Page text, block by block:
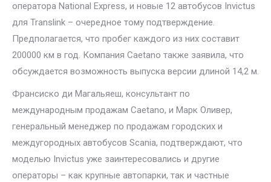
оператора National Express, и новые 12 автобусов Invictus
для Translink – очередное тому подтверждение.
Предполагается, что пробег каждого из них составит
200000 км в год. Компания Caetano также заявила, что
обсуждается возможность выпуска версии длиной 14,2 м.
Франсиско ди Магальяеш, консультант по
международным продажам Caetano, и Марк Оливер,
генеральный менеджер по продажам городских и
междугородных автобусов Scania, подтверждают, что
моделью Invictus уже заинтересовались и другие
операторы – как крупные автопарки, так и частные